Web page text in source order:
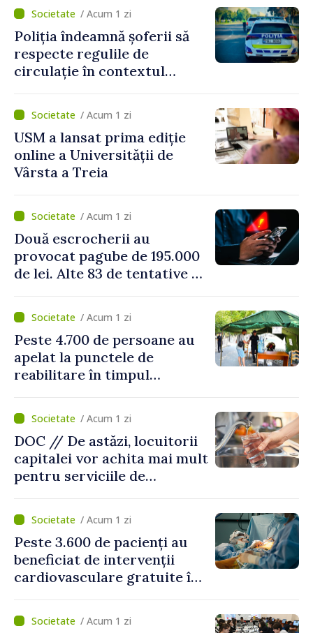
/ Acum 1 zi
Poliția îndeamnă șoferii să
respecte regulile de
circulație în contextul
perioada concediilor
/ Acum 1 zi
USM a lansat prima ediție
online a Universității de
Vârsta a Treia
/ Acum 1 zi
Două escrocherii au
provocat pagube de 195.000
de lei. Alte 83 de tentative au
/ Acum 1 zi
Peste 4.700 de persoane au
apelat la punctele de
reabilitare în timpul
/ Acum 1 zi
DOC // De astăzi, locuitorii
capitalei vor achita mai mult
pentru serviciile de
canalizare
/ Acum 1 zi
Peste 3.600 de pacienți au
beneficiat de intervenții
cardiovasculare gratuite în
/ Acum 1 zi